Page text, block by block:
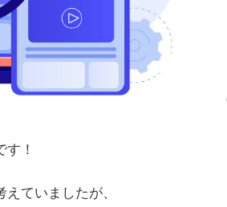
！
ていましたが、